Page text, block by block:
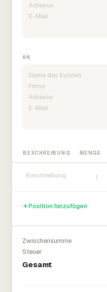
AN
BESCHREIBUNG MENGE
Position hinzufügen
Zwischensumme
Steuer
Gesamt